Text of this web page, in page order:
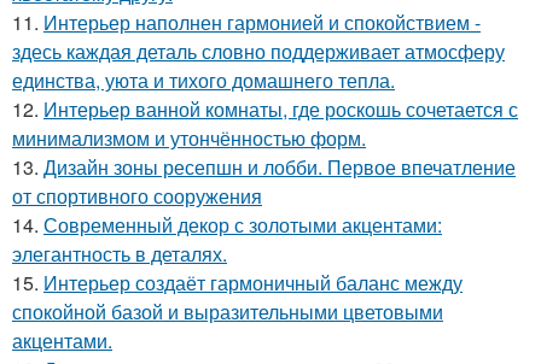
11. Интерьер наполнен гармонией и спокойствием -
здесь каждая деталь словно поддерживает атмосферу
единства, уюта и тихого домашнего тепла.
12. Интерьер ванной комнаты, где роскошь сочетается с
минимализмом и утончённостью форм.
13. Дизайн зоны ресепшн и лобби. Первое впечатление
от спортивного сооружения
14. Современный декор с золотыми акцентами:
элегантность в деталях.
15. Интерьер создаёт гармоничный баланс между
спокойной базой и выразительными цветовыми
акцентами.